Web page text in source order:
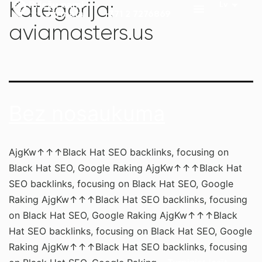
+371 2 7276869
Kategorija:
aviamasters.us
AjgKw↑↑↑Black Hat SEO backlinks, focusing on
Black Hat SEO, Google Raking AjgKw↑↑↑Black Hat
SEO backlinks, focusing on Black Hat SEO, Google
Raking AjgKw↑↑↑Black Hat SEO backlinks, focusing
on Black Hat SEO, Google Raking AjgKw↑↑↑Black
Hat SEO backlinks, focusing on Black Hat SEO, Google
Raking AjgKw↑↑↑Black Hat SEO backlinks, focusing